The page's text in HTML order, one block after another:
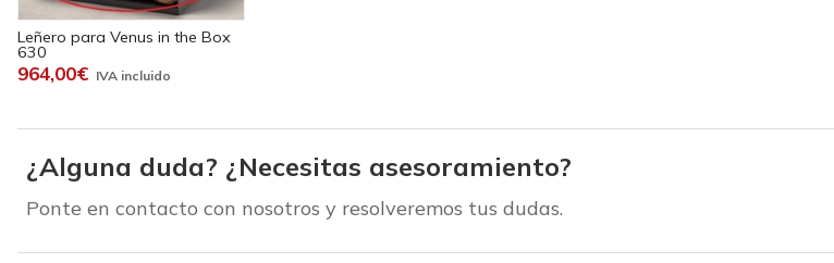
Leñero para Venus in the Box
630
964,00€
¿Alguna duda? ¿Necesitas asesoramiento?
Ponte en contacto con nosotros y resolveremos tus dudas.